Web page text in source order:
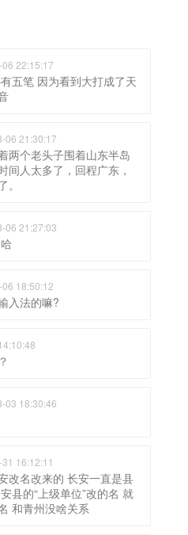
22:15:17
五笔 因为看到大打成了天
06 21:30:17
两个老头子围着山东半岛
间人太多了，回程广东，
06 21:27:03
18:50:12
入法的嘛?
03 18:30:46
16:12:11
改名改来的 长安一直是县
县的“上级单位”改的名 就
和青州没啥关系